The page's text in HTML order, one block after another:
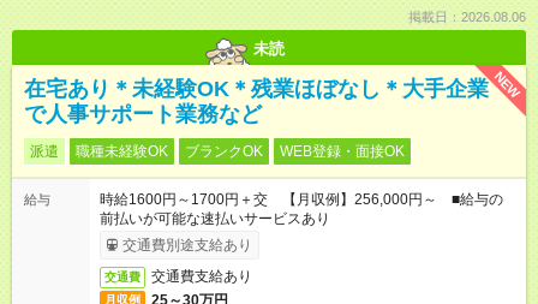
掲載日：2026.08.06
未読
NEW
在宅あり＊未経験OK＊残業ほぼなし＊大手企業
で人事サポート業務など
派遣 職種未経験OK ブランクOK WEB登録・面接OK
給与
時給1600円～1700円＋交 【月収例】256,000円～ ■給与の
前払いが可能な速払いサービスあり
交通費別途支給あり
交通費 交通費支給あり
月収例 25～30万円